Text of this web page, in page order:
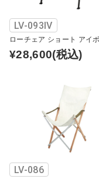
LV-093IV
ローチェア ショート アイ
¥28,600(税込)
LV-086